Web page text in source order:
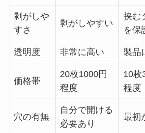
剥がしや
すさ
剥がしやすい
挟む
を保
透明度 非常に高い 製品
価格帯
20枚1000円
程度
10枚
程度
穴の有無
自分で開ける
必要あり
最初